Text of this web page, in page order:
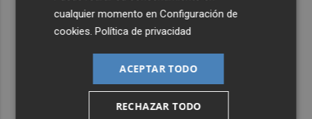
cualquier momento enConfiguración de
cookies .Política de privacidad
ACEPTAR TODO
RECHAZAR TODO